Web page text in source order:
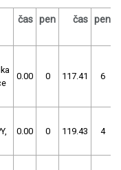
čas pen čas pen
0.00 0 117.41 6
0.00 0 119.43 4